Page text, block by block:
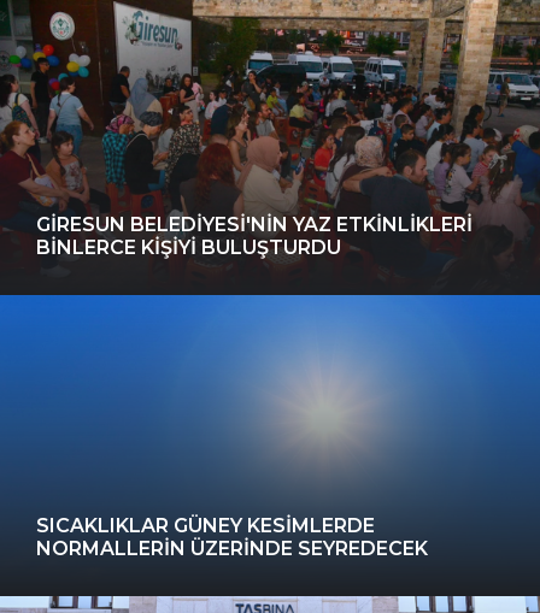
GIRESUN BELEDIYESI'NIN YAZ ETKINLIKLERI
BINLERCE KIŞIYI BULUŞTURDU
SICAKLIKLAR GÜNEY KESIMLERDE
NORMALLERIN ÜZERINDE SEYREDECEK